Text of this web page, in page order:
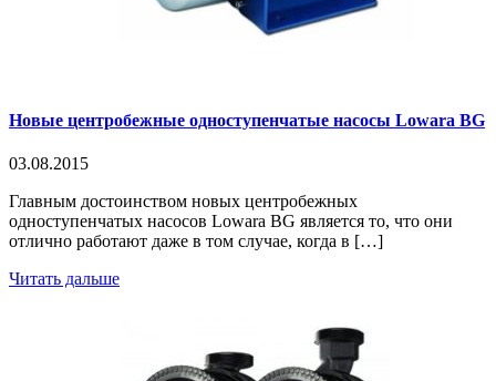
Новые центробежные одноступенчатые насосы Lowara BG
03.08.2015
Главным достоинством новых центробежных
одноступенчатых насосов Lowara BG является то, что они
отлично работают даже в том случае, когда в […]
Читать дальше